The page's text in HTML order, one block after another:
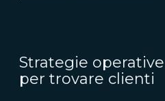
Strategie
per trovare clienti